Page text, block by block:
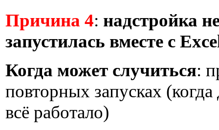
Причина 4: надстройка
запустилась вместе с
Когда может случиться:
повторных запусках (когда
всё работало)